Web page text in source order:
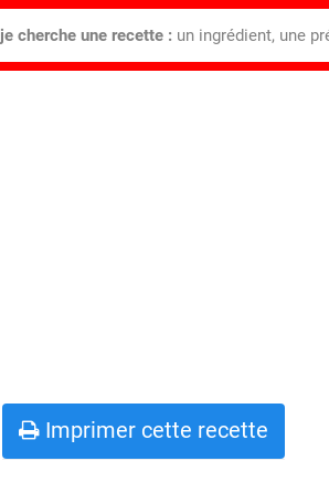
je cherche une recette : un ingrédient, une
Imprimer cette recette